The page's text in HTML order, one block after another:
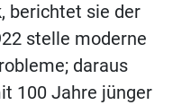
berichtet sie der
stelle moderne
daraus
100 Jahre jünger